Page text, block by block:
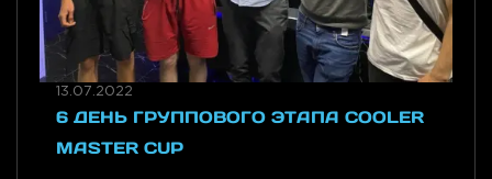
13.07.2022
6 ДЕНЬ ГРУППОВОГО ЭТАПА COOLER
MASTER CUP